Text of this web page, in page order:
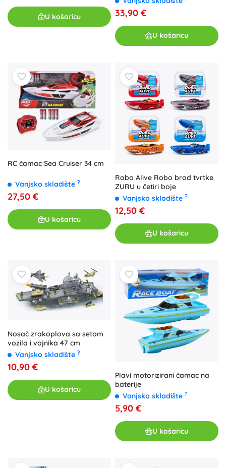
U košaricu 33,90 €
U košaricu
RC čamac Sea Cruiser 34 cm
Vanjsko skladište ?
27,50 €
U košaricu
Robo Alive Robo brod tvrtke
ZURU u četiri boje
Vanjsko skladište ?
12,50 €
U košaricu
Nosač zrakoplova sa setom
vozila i vojnika 47 cm
Vanjsko skladište ?
10,90 €
U košaricu
Plavi motorizirani čamac na
baterije
Vanjsko skladište ?
5,90 €
U košaricu